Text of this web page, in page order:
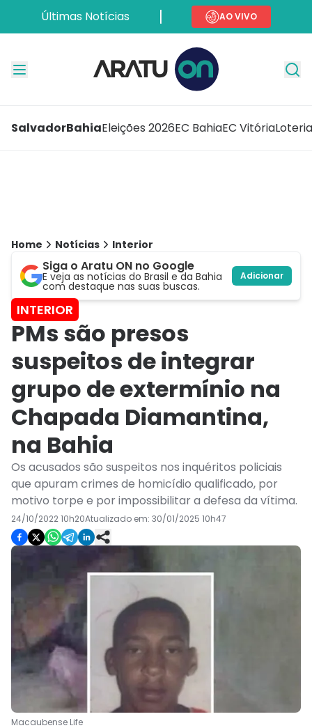
Últimas Notícias AO VIVO
SalvadorBahiaEleições 2026EC BahiaEC Vitória
Home Notícias Interior
Siga o Aratu ON no Google
E veja as notícias do Brasil e da Bahia
com destaque nas suas buscas.
Adicionar
INTERIOR
PMs são presos
suspeitos de integrar
grupo de extermínio na
Chapada Diamantina,
na Bahia
Os acusados são suspeitos nos inquéritos policiais
que apuram crimes de homicídio qualificado, por
motivo torpe e por impossibilitar a defesa da vítima.
24/10/2022 10h20Atualizado em: 30/01/2025 10h47
Macaubense Life